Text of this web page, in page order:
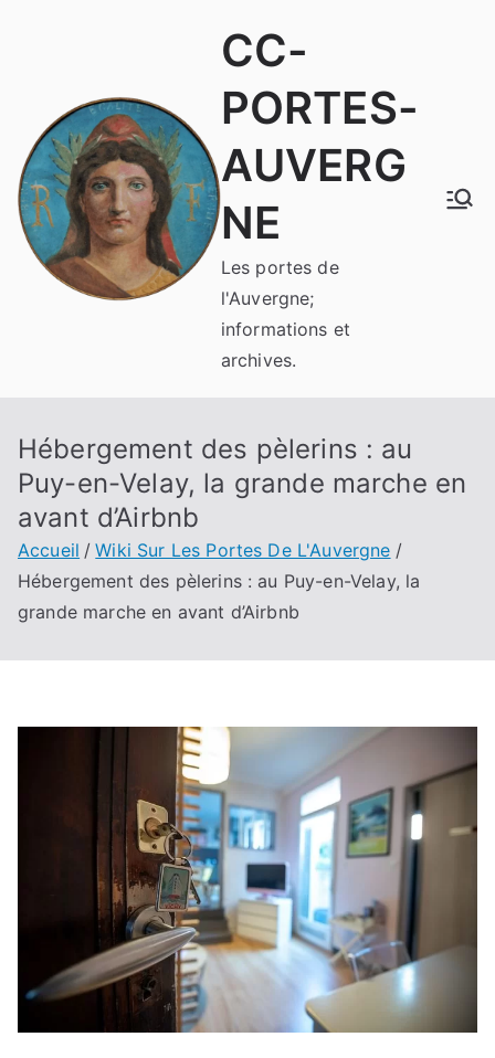
CC-
PORTES-
AUVERG
NE
Les portes de
l'Auvergne;
informations et
archives.
Hébergement des pèlerins : au
Puy-en-Velay, la grande marche en
avant d’Airbnb
Accueil
Wiki Sur Les Portes De L'Auvergne
Hébergement des pèlerins : au Puy-en-Velay, la
grande marche en avant d’Airbnb